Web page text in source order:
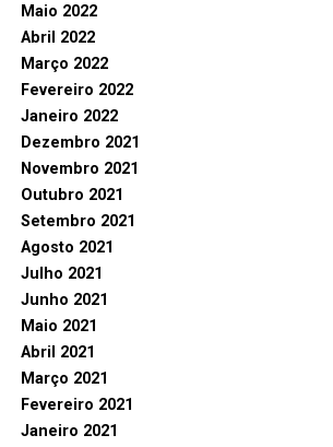
Maio 2022
Abril 2022
Março 2022
Fevereiro 2022
Janeiro 2022
Dezembro 2021
Novembro 2021
Outubro 2021
Setembro 2021
Agosto 2021
Julho 2021
Junho 2021
Maio 2021
Abril 2021
Março 2021
Fevereiro 2021
Janeiro 2021